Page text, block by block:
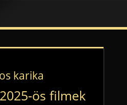
karika
2025-ös filmek